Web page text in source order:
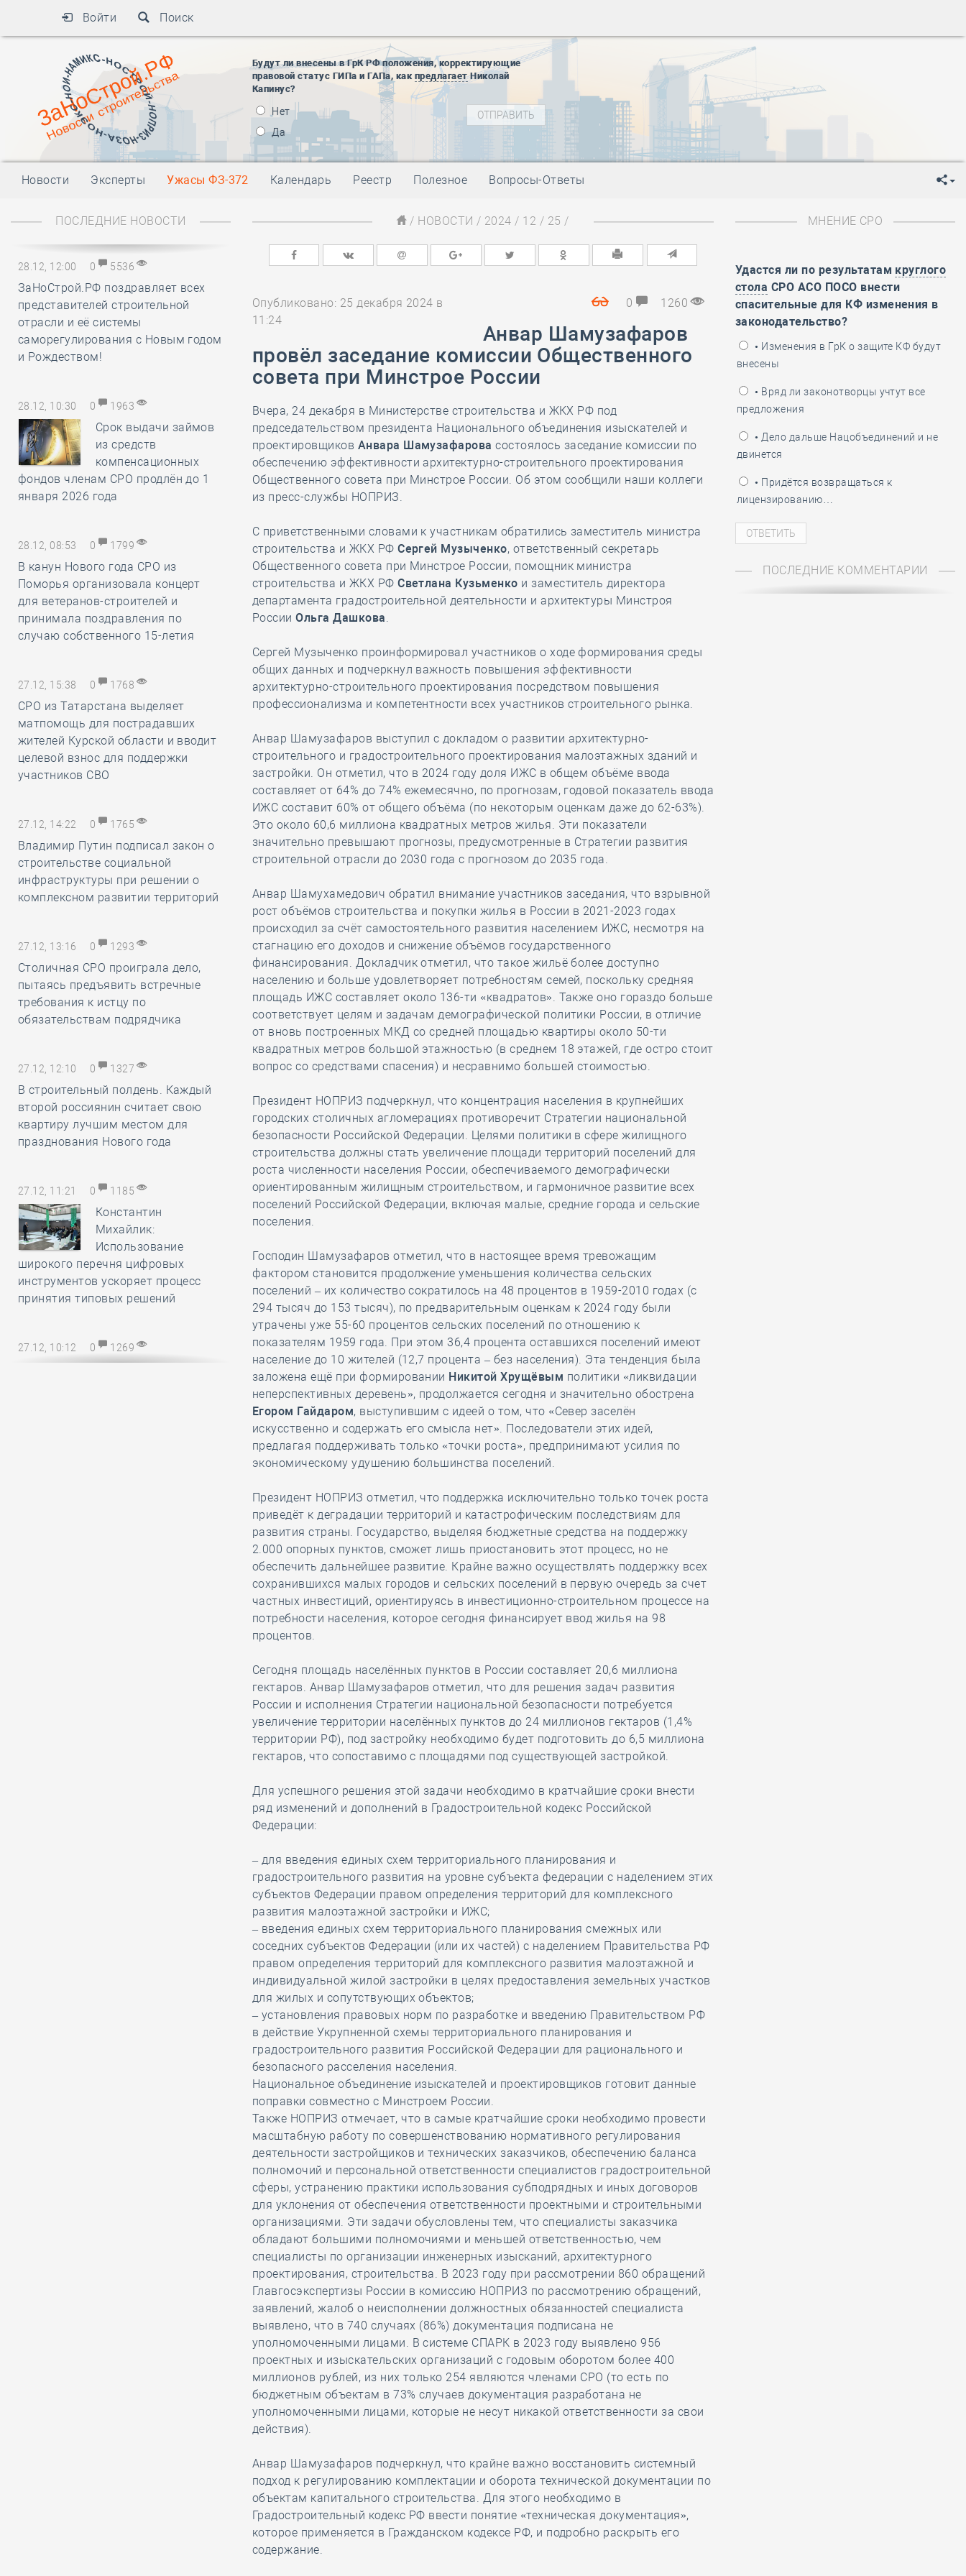
Войти Поиск
Будут ли внесены в ГрК РФ положения, корректирующие
правовой статус ГИПа и ГАПа, как предлагаетНиколай
Капинус?
Нет
Да
22 августа-День Государственного флага Российской Федерации
-День знаний
-День сотрудника органов внутренних дел РФ
День полного освобождения Ленинграда от фашистской
блокады
01 мая- День Весны и Труда
09 мая- День Победы!
28 мая-День пограничника
12 августа
01 сентября-День знаний
27 января
День полного освобождения Ленинграда от фашистской
09 мая
- День Победы!
-День пограничника
Новости Эксперты Ужасы ФЗ-372 Календарь Реестр Полезное Вопросы-Ответы
ПОСЛЕДНИЕ НОВОСТИ
28.12, 12:00 0 5536
ЗаНоСтрой.РФ поздравляет всех
представителей строительной
отрасли и её системы
саморегулирования с Новым годом
и Рождеством!
28.12, 10:30 0 1963
Срок выдачи займов
из средств
компенсационных
фондов членам СРО продлён до 1
января 2026 года
28.12, 08:53 0 1799
В канун Нового года СРО из
Поморья организовала концерт
для ветеранов-строителей и
принимала поздравления по
случаю собственного 15-летия
27.12, 15:38 0 1768
СРО из Татарстана выделяет
матпомощь для пострадавших
жителей Курской области и вводит
целевой взнос для поддержки
участников СВО
27.12, 14:22 0 1765
Владимир Путин подписал закон о
строительстве социальной
инфраструктуры при решении о
комплексном развитии территорий
27.12, 13:16 0 1293
Столичная СРО проиграла дело,
пытаясь предъявить встречные
требования к истцу по
обязательствам подрядчика
27.12, 12:10 0 1327
В строительный полдень. Каждый
второй россиянин считает свою
квартиру лучшим местом для
празднования Нового года
27.12, 11:21 0 1185
Константин
Михайлик:
Использование
широкого перечня цифровых
инструментов ускоряет процесс
принятия типовых решений
27.12, 10:12 0 1269
/ НОВОСТИ / 2024 / 12 / 25 /
Опубликовано: 25 декабря 2024 в
11:24
0 1260
Анвар Шамузафаров
провёл заседание комиссии Общественного
совета при Минстрое России
Вчера, 24 декабря в Министерстве строительства и ЖКХ РФ под
председательством президента Национального объединения изыскателей и
проектировщиков Анвара Шамузафарова состоялось заседание комиссии по
обеспечению эффективности архитектурно-строительного проектирования
Общественного совета при Минстрое России. Об этом сообщили наши коллеги
из пресс-службы НОПРИЗ.
С приветственными словами к участникам обратились заместитель министра
строительства и ЖКХ РФСергей Музыченко, ответственный секретарь
Общественного совета при Минстрое России, помощник министра
строительства и ЖКХ РФСветлана Кузьменко и заместитель директора
департамента градостроительной деятельности и архитектуры Минстроя
РоссииОльга Дашкова.
Сергей Музыченко проинформировал участников о ходе формирования среды
общих данных и подчеркнул важность повышения эффективности
архитектурно-строительного проектирования посредством повышения
профессионализма и компетентности всех участников строительного рынка.
Анвар Шамузафаров выступил с докладом о развитии архитектурно-
строительного и градостроительного проектирования малоэтажных зданий и
застройки. Он отметил, что в 2024 году доля ИЖС в общем объёме ввода
составляет от 64% до 74% ежемесячно, по прогнозам, годовой показатель ввода
ИЖС составит 60% от общего объёма (по некоторым оценкам даже до 62-63%).
Это около 60,6 миллиона квадратных метров жилья. Эти показатели
значительно превышают прогнозы, предусмотренные в Стратегии развития
строительной отрасли до 2030 года с прогнозом до 2035 года.
Анвар Шамухамедович обратил внимание участников заседания, что взрывной
рост объёмов строительства и покупки жилья в России в 2021-2023 годах
происходил за счёт самостоятельного развития населением ИЖС, несмотря на
стагнацию его доходов и снижение объёмов государственного
финансирования. Докладчик отметил, что такое жильё более доступно
населению и больше удовлетворяет потребностям семей, поскольку средняя
площадь ИЖС составляет около 136-ти «квадратов». Также оно гораздо больше
соответствует целям и задачам демографической политики России, в отличие
от вновь построенных МКД со средней площадью квартиры около 50-ти
квадратных метров большой этажностью (в среднем 18 этажей, где остро стоит
вопрос со средствами спасения) и несравнимо большей стоимостью.
Президент НОПРИЗ подчеркнул, что концентрация населения в крупнейших
городских столичных агломерациях противоречит Стратегии национальной
безопасности Российской Федерации. Целями политики в сфере жилищного
строительства должны стать увеличение площади территорий поселений для
роста численности населения России, обеспечиваемого демографически
ориентированным жилищным строительством, и гармоничное развитие всех
поселений Российской Федерации, включая малые, средние города и сельские
поселения.
Господин Шамузафаров отметил, что в настоящее время тревожащим
фактором становится продолжение уменьшения количества сельских
поселений – их количество сократилось на 48 процентов в 1959-2010 годах (с
294 тысяч до 153 тысяч), по предварительным оценкам к 2024 году были
утрачены уже 55-60 процентов сельских поселений по отношению к
показателям 1959 года. При этом 36,4 процента оставшихся поселений имеют
население до 10 жителей (12,7 процента – без населения). Эта тенденция была
заложена ещё при формировании Никитой Хрущёвым политики «ликвидации
неперспективных деревень», продолжается сегодня и значительно обострена
Егором Гайдаром, выступившим с идеей о том, что «Север заселён
искусственно и содержать его смысла нет». Последователи этих идей,
предлагая поддерживать только «точки роста», предпринимают усилия по
экономическому удушению большинства поселений.
Президент НОПРИЗ отметил, что поддержка исключительно только точек роста
приведёт к деградации территорий и катастрофическим последствиям для
развития страны. Государство, выделяя бюджетные средства на поддержку
2.000 опорных пунктов, сможет лишь приостановить этот процесс, но не
обеспечить дальнейшее развитие. Крайне важно осуществлять поддержку всех
сохранившихся малых городов и сельских поселений в первую очередь за счет
частных инвестиций, ориентируясь в инвестиционно-строительном процессе на
потребности населения, которое сегодня финансирует ввод жилья на 98
процентов.
Сегодня площадь населённых пунктов в России составляет 20,6 миллиона
гектаров. Анвар Шамузафаров отметил, что для решения задач развития
России и исполнения Стратегии национальной безопасности потребуется
увеличение территории населённых пунктов до 24 миллионов гектаров (1,4%
территории РФ), под застройку необходимо будет подготовить до 6,5 миллиона
гектаров, что сопоставимо с площадями под существующей застройкой.
Для успешного решения этой задачи необходимо в кратчайшие сроки внести
ряд изменений и дополнений в Градостроительной кодекс Российской
Федерации:
– для введения единых схем территориального планирования и
градостроительного развития на уровне субъекта федерации с наделением этих
субъектов Федерации правом определения территорий для комплексного
развития малоэтажной застройки и ИЖС;
– введения единых схем территориального планирования смежных или
соседних субъектов Федерации (или их частей) с наделением Правительства РФ
правом определения территорий для комплексного развития малоэтажной и
индивидуальной жилой застройки в целях предоставления земельных участков
для жилых и сопутствующих объектов;
– установления правовых норм по разработке и введению Правительством РФ
в действие Укрупненной схемы территориального планирования и
градостроительного развития Российской Федерации для рационального и
безопасного расселения населения.
Национальное объединение изыскателей и проектировщиков готовит данные
поправки совместно с Минстроем России.
Также НОПРИЗ отмечает, что в самые кратчайшие сроки необходимо провести
масштабную работу по совершенствованию нормативного регулирования
деятельности застройщиков и технических заказчиков, обеспечению баланса
полномочий и персональной ответственности специалистов градостроительной
сферы, устранению практики использования субподрядных и иных договоров
для уклонения от обеспечения ответственности проектными и строительными
организациями. Эти задачи обусловлены тем, что специалисты заказчика
обладают большими полномочиями и меньшей ответственностью, чем
специалисты по организации инженерных изысканий, архитектурного
проектирования, строительства. В 2023 году при рассмотрении 860 обращений
Главгосэкспертизы России в комиссию НОПРИЗ по рассмотрению обращений,
заявлений, жалоб о неисполнении должностных обязанностей специалиста
выявлено, что в 740 случаях (86%) документация подписана не
уполномоченными лицами. В системе СПАРК в 2023 году выявлено 956
проектных и изыскательских организаций с годовым оборотом более 400
миллионов рублей, из них только 254 являются членами СРО (то есть по
бюджетным объектам в 73% случаев документация разработана не
уполномоченными лицами, которые не несут никакой ответственности за свои
действия).
Анвар Шамузафаров подчеркнул, что крайне важно восстановить системный
подход к регулированию комплектации и оборота технической документации по
объектам капитального строительства. Для этого необходимо в
Градостроительный кодекс РФ ввести понятие «техническая документация»,
которое применяется в Гражданском кодексе РФ, и подробно раскрыть его
содержание.
МНЕНИЕ СРО
Удастся ли по результатам круглого
стола СРО АСО ПОСО внести
спасительные для КФ изменения в
законодательство?
• Изменения в ГрК о защите КФ будут
внесены
• Вряд ли законотворцы учтут все
предложения
• Дело дальше Нацобъединений и не
двинется
• Придётся возвращаться к
лицензированию…
ПОСЛЕДНИЕ КОММЕНТАРИИ